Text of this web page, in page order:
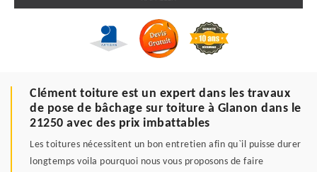
Clément toiture est un expert dans les travaux
de pose de bâchage sur toiture à Glanon dans le
21250 avec des prix imbattables
Les toitures nécessitent un bon entretien afin qu`il puisse durer
longtemps voila pourquoi nous vous proposons de faire